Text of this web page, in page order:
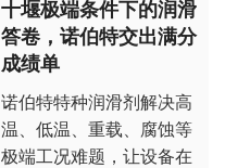
十堰极端条件下的润滑
答卷，诺伯特交出满分
成绩单
诺伯特特种润滑剂解决高
温、低温、重载、腐蚀等
极端工况难题，让设备在